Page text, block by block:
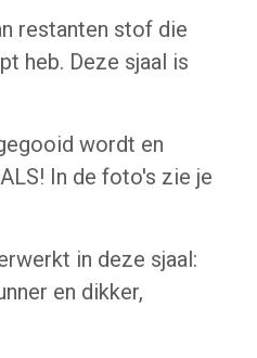
restanten stof die
heb. Deze sjaal is
wordt en
In de foto's zie je
in deze sjaal:
en dikker,